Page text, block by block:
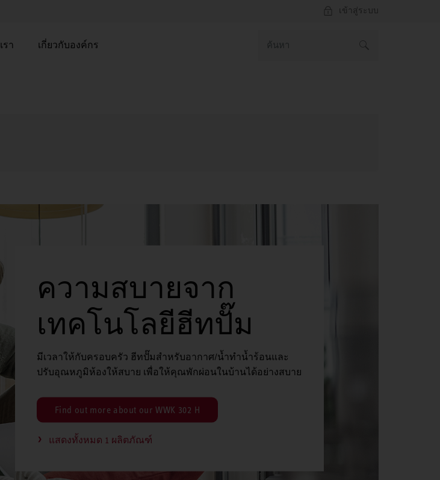
เข้าสู่ระบบ
รา เกี่ยวกับองค์กร
ความสบายจาก
เทคโนโลยีฮีทปั๊ม
มีเวลาให้กับครอบครัว ฮีทปั๊มสำหรับอากาศ/น้ำทำน้ำร้อนและ
ปรับอุณหภูมิห้องให้สบาย เพื่อให้คุณพักผ่อนในบ้านได้อย่างสบาย
Find out more about our WWK 302 H
แสดงทั้งหมด 1 ผลิตภัณฑ์